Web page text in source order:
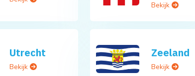
Bekijk
Utrecht
Bekijk
Zeeland
Bekijk